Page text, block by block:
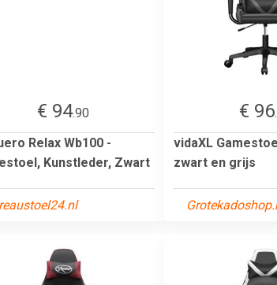
€ 94.90
Relax Wb100 -
Kunstleder, Zwart
€ 96
vidaXL
zwart en grijs